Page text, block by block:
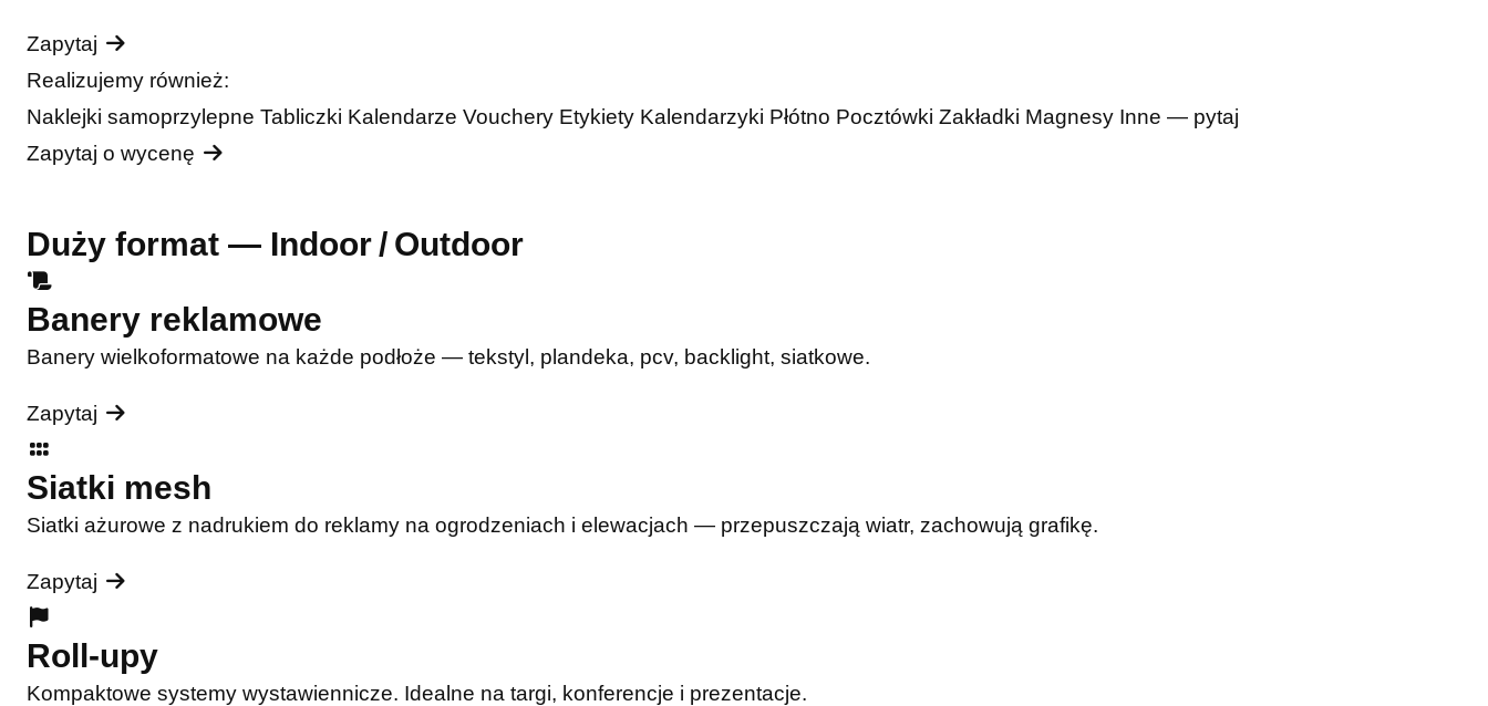
Zapytaj
Realizujemy również:
Naklejki samoprzylepne Tabliczki Kalendarze Vouchery Etykiety Kalendarzyki Płótno Pocztówki Zakładki Magnesy Inne — pytaj
Zapytaj o wycenę
Duży format — Indoor / Outdoor
Banery reklamowe
Banery wielkoformatowe na każde podłoże — tekstyl, plandeka, pcv, backlight, siatkowe.
Zapytaj
Siatki mesh
Siatki ażurowe z nadrukiem do reklamy na ogrodzeniach i elewacjach — przepuszczają wiatr, zachowują grafikę.
Zapytaj
Roll-upy
Kompaktowe systemy wystawiennicze. Idealne na targi, konferencje i prezentacje.